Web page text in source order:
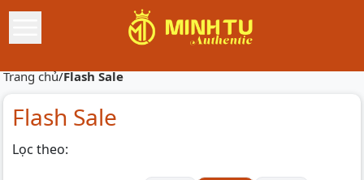
Trang chủ/Flash Sale
Flash Sale
Lọc theo: